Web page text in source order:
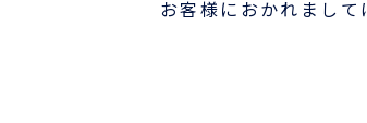
お客様におかれまし